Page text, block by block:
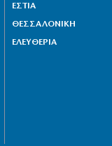
ΕΣΤΙΑ
ΘΕΣΣΑΛΟΝΙΚΗ
ΕΛΕΥΘΕΡΙΑ